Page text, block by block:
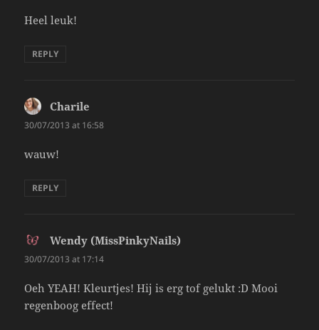
Heel leuk!
REPLY
Charile
30/07/2013 at 16:58
wauw!
REPLY
Wendy (MissPinkyNails)
30/07/2013 at 17:14
Oeh YEAH! Kleurtjes! Hij is erg tof gelukt :D Mooi
regenboog effect!